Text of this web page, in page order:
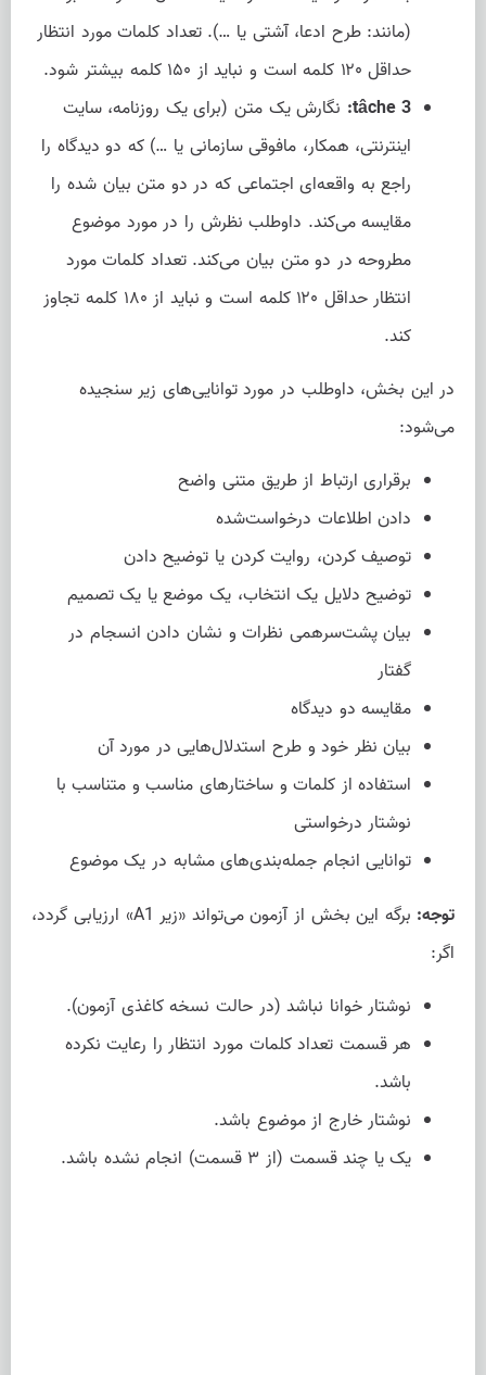
(مانند: طرح ادعا، آشتی یا …). تعداد کلمات مورد انتظار
حداقل ۱۲۰ کلمه است و نباید از ۱۵۰ کلمه بیشتر شود.
tâche 3: نگارش یک متن (برای یک روزنامه، سایت
اینترنتی، همکار، مافوقی سازمانی یا …) که دو دیدگاه را
راجع به واقعه‌ای اجتماعی که در دو متن بیان شده را
مقایسه می‌کند. داوطلب نظرش را در مورد موضوع
مطروحه در دو متن بیان می‌کند. تعداد کلمات مورد
انتظار حداقل ۱۲۰ کلمه است و نباید از ۱۸۰ کلمه تجاوز
کند.
در این بخش، داوطلب در مورد توانایی‌های زیر سنجیده
می‌شود:
برقراری ارتباط از طریق متنی واضح
دادن اطلاعات درخواست‌شده
توصیف کردن، روایت کردن یا توضیح دادن
توضیح دلایل یک انتخاب، یک موضع یا یک تصمیم
بیان پشت‌سرهمی نظرات و نشان دادن انسجام در
گفتار
مقایسه دو دیدگاه
بیان نظر خود و طرح استدلال‌هایی در مورد آن
استفاده از کلمات و ساختارهای مناسب و متناسب با
نوشتار درخواستی
توانایی انجام جمله‌بندی‌های مشابه در یک موضوع
توجه:
برگه این بخش از آزمون می‌تواند «زیر A1» ارزیابی گردد،
اگر:
نوشتار خوانا نباشد (در حالت نسخه کاغذی آزمون).
هر قسمت تعداد کلمات مورد انتظار را رعایت نکرده
باشد.
نوشتار خارج از موضوع باشد.
یک یا چند قسمت (از ۳ قسمت) انجام نشده باشد.